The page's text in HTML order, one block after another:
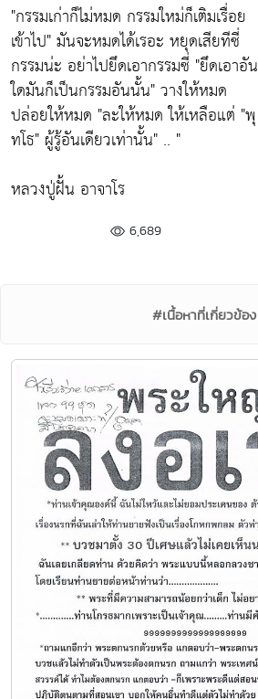
"กรรมเก่าก็ไม่หมด กรรมใหม่ก็เติมเรื่อย
เข้าไป"มันจะหมดได้เรอะ หยุดเสียทีซี่
กรรมน่ะ อย่าไปยึดเอากรรมซี่ "ยึดเอาอัน
ใดมันก็เป็นกรรมอันนั้น"วางให้หมด
ปล่อยให้หมด "ละให้หมด ให้เหลือแต่ "พุ
ทโธ" ผู้รู้อันเดียวเท่านั้น" .. "
หลวงปู่ฝั้น อาจาโร
6,689
#เนื้อหาที่เกี่ยวข้อง